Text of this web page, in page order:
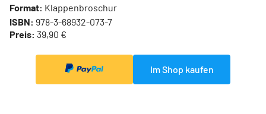
Format: Klappenbroschur
ISBN: 978-3-68932-073-7
Preis: 39,90 €
Im Shop kaufen